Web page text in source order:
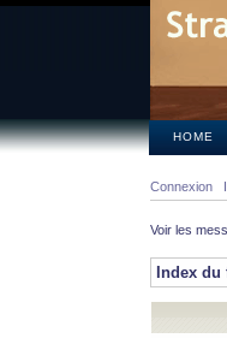
HOME
Connexion
Voir les
Index du